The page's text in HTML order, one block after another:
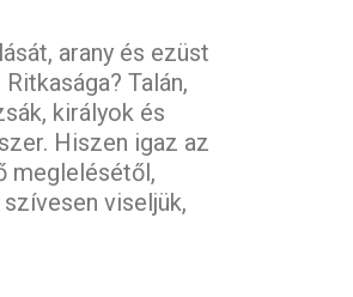
arany és ezüst
Talán,
királyok és
Hiszen igaz az
meglelésétől,
viseljük,